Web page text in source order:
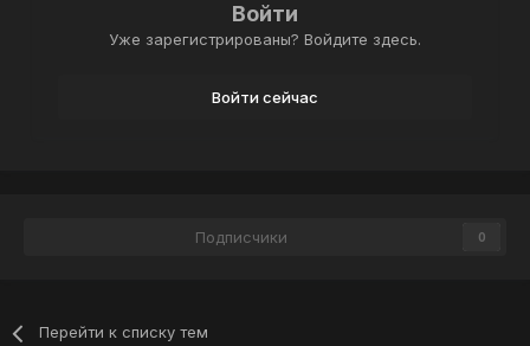
Войти
Уже зарегистрированы? Войдите здесь.
Войти сейчас
Подписчики 0
Перейти к списку тем